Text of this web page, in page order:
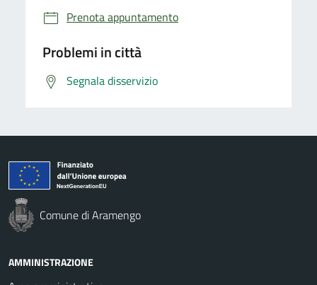
Prenota appuntamento
Problemi in città
Segnala disservizio
Comune di Aramengo
AMMINISTRAZIONE